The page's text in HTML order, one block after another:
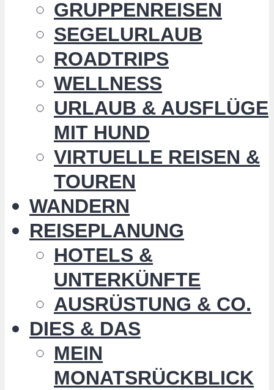
GRUPPENREISEN
SEGELURLAUB
ROADTRIPS
WELLNESS
URLAUB & AUSFLÜGE
MIT HUND
VIRTUELLE REISEN &
TOUREN
WANDERN
REISEPLANUNG
HOTELS &
UNTERKÜNFTE
AUSRÜSTUNG & CO.
DIES & DAS
MEIN
MONATSRÜCKBLICK